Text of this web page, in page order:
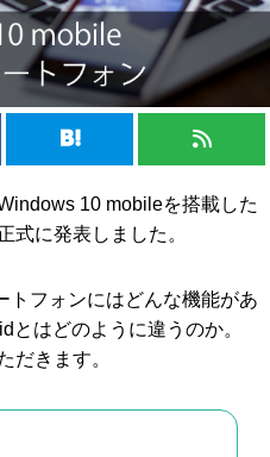
10 mobileを搭載した
式に発表しました。
トフォンにはどんな機能があ
とはどのように違うのか。
だきます。